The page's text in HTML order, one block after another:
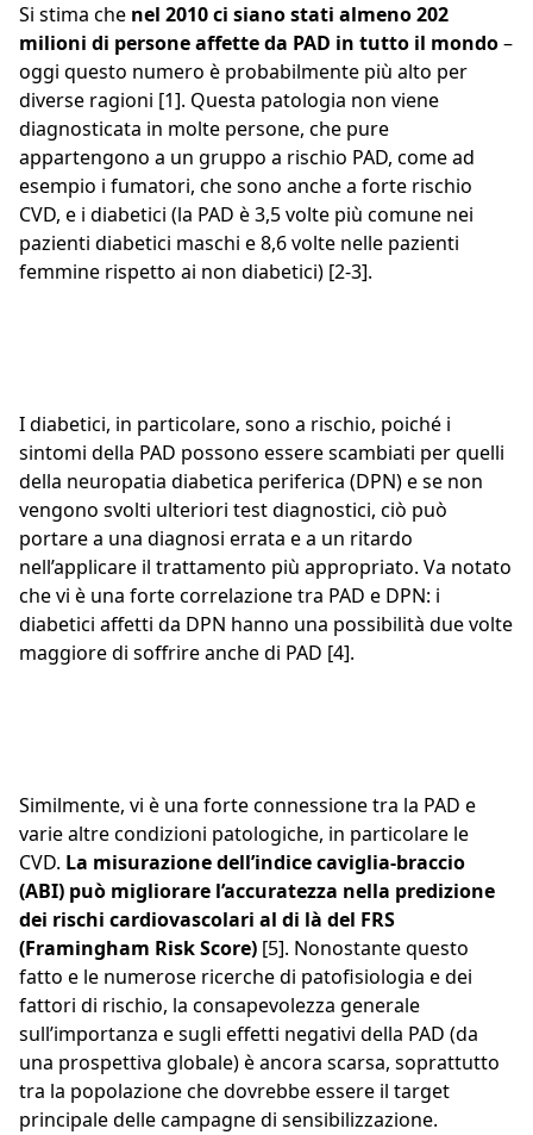
Si stima che nel 2010 ci siano stati almeno 202
milioni di persone affette da PAD in tutto il mondo–
oggi questo numero è probabilmente più alto per
diverse ragioni [1]. Questa patologia non viene
diagnosticata in molte persone, che pure
appartengono a un gruppo a rischio PAD, come ad
esempio i fumatori, che sono anche a forte rischio
CVD, e i diabetici (la PAD è 3,5 volte più comune nei
pazienti diabetici maschi e 8,6 volte nelle pazienti
femmine rispetto ai non diabetici) [2-3].
I diabetici, in particolare, sono a rischio, poiché i
sintomi della PAD possono essere scambiati per quelli
della neuropatia diabetica periferica (DPN) e se non
vengono svolti ulteriori test diagnostici, ciò può
portare a una diagnosi errata e a un ritardo
nell’applicare il trattamento più appropriato. Va notato
che vi è una forte correlazione tra PAD e DPN: i
diabetici affetti da DPN hanno una possibilità due volte
maggiore di soffrire anche di PAD [4].
Similmente, vi è una forte connessione tra la PAD e
varie altre condizioni patologiche, in particolare le
CVD. La misurazione dell’indice caviglia-braccio
(ABI) può migliorare l’accuratezza nella predizione
dei rischi cardiovascolari al di là del FRS
(Framingham Risk Score) [5]. Nonostante questo
fatto e le numerose ricerche di patofisiologia e dei
fattori di rischio, la consapevolezza generale
sull’importanza e sugli effetti negativi della PAD (da
una prospettiva globale) è ancora scarsa, soprattutto
tra la popolazione che dovrebbe essere il target
principale delle campagne di sensibilizzazione.